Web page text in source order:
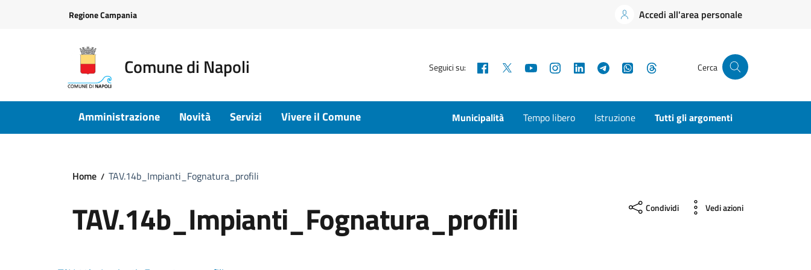
Regione Campania Accedi all'area personale
Comune di Napoli Seguici su: Facebook YouTubeInstagramLinkedInTelegramWhatsApp Cerca
Amministrazione Novità Servizi Vivere il Comune Municipalità Tempo libero Istruzione Tutti gli argomenti
Home TAV.14b_Impianti_Fognatura_profili
TAV.14b_Impianti_Fognatura_profili Condividi Vedi azioni